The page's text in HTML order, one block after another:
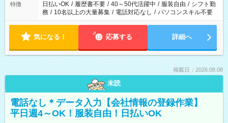
特徴 日払いOK / 履歴書不要 / 40～50代活躍中 / 服装自由 / シフト勤
務 / 10名以上の大量募集 / 電話対応なし / パソコンスキル不要
気になる！ 応募する 詳細へ
掲載日：2026.08.08
未読
電話なし＊データ入力【会社情報の登録作業】
平日週4～OK！服装自由！日払いOK